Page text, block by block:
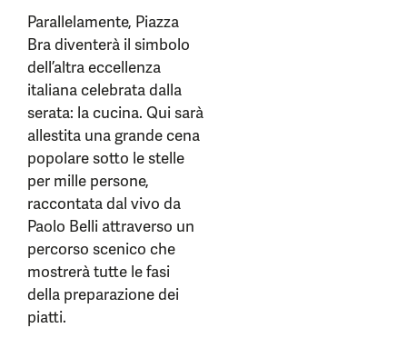
Parallelamente, Piazza
Bra diventerà il simbolo
dell’altra eccellenza
italiana celebrata dalla
serata: la cucina. Qui sarà
allestita una grande cena
popolare sotto le stelle
per mille persone,
raccontata dal vivo da
Paolo Belli attraverso un
percorso scenico che
mostrerà tutte le fasi
della preparazione dei
piatti.